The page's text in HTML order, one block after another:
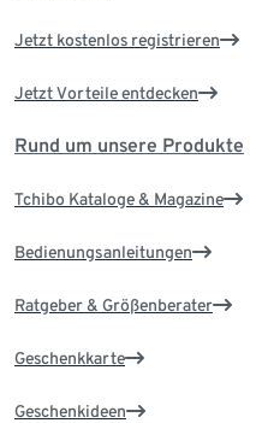
Jetzt kostenlos registrieren
Jetzt Vorteile entdecken
Rund um unsere Produkte
Tchibo Kataloge & Magazine
Bedienungsanleitungen
Ratgeber & Größenberater
Geschenkkarte
Geschenkideen